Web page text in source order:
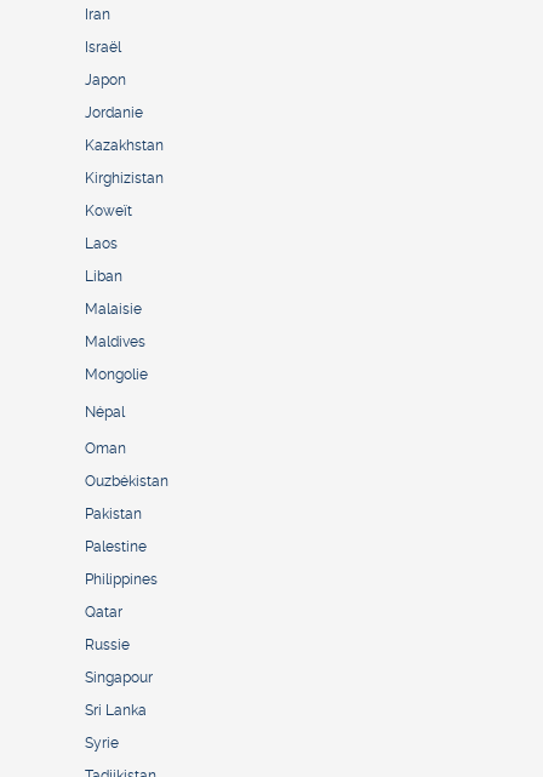
Iran
Israël
Japon
Jordanie
Kazakhstan
Kirghizistan
Koweït
Laos
Liban
Malaisie
Maldives
Mongolie
Népal
Oman
Ouzbékistan
Pakistan
Palestine
Philippines
Qatar
Russie
Singapour
Sri Lanka
Syrie